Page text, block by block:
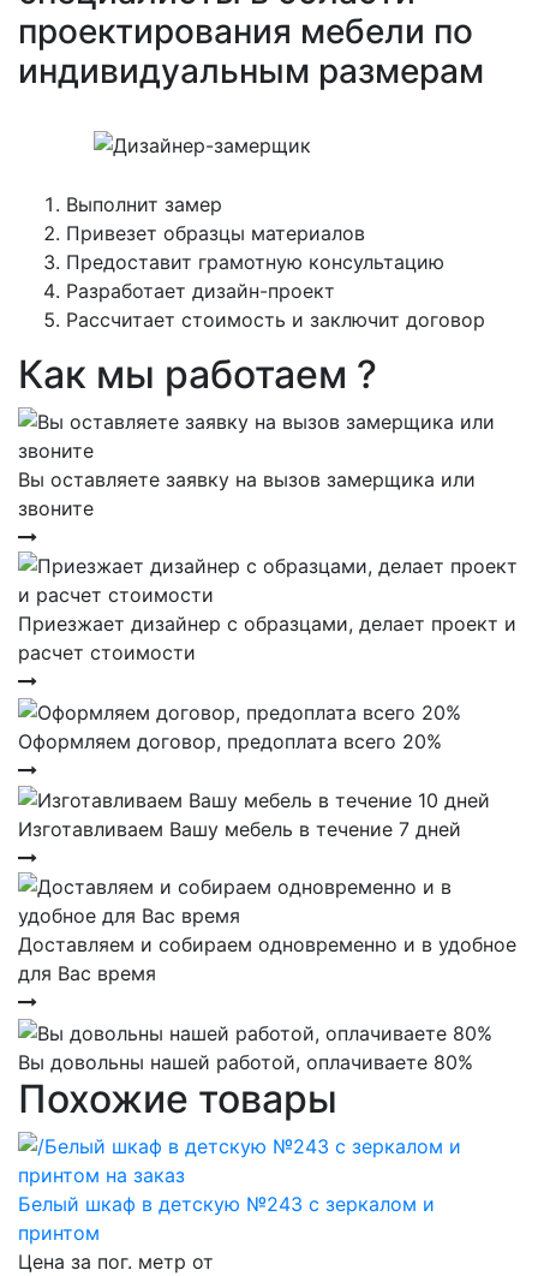
проектирования мебели по
индивидуальным размерам
Выполнит замер
Привезет образцы материалов
Предоставит грамотную консультацию
Разработает дизайн-проект
Рассчитает стоимость и заключит договор
Как мы работаем ?
Вы оставляете заявку на вызов замерщика или
звоните
Приезжает дизайнер с образцами, делает проект и
расчет стоимости
Оформляем договор, предоплата всего 20%
Изготавливаем Вашу мебель в течение 7 дней
Доставляем и собираем одновременно и в удобное
для Вас время
Вы довольны нашей работой, оплачиваете 80%
Похожие товары
Белый шкаф в детскую №243 с зеркалом и
принтом
Цена за пог. метр от